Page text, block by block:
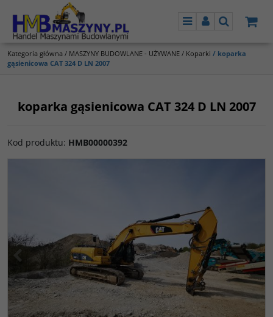
MenuPanelSzukaj
Kategoria główna / MASZYNY BUDOWLANE - UŻYWANE / Koparki / koparka
gąsienicowa CAT 324 D LN 2007
koparka gąsienicowa CAT 324 D LN 2007
Kod produktu: HMB00000392
< >